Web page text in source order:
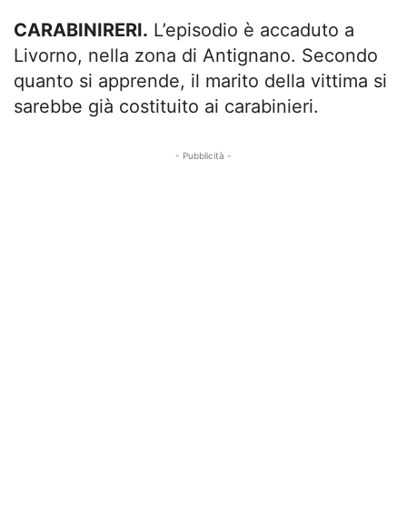
CARABINIRERI. L’episodio è accaduto a
Livorno, nella zona di Antignano. Secondo
quanto si apprende, il marito della vittima si
sarebbe già costituito ai carabinieri.
- Pubblicità -